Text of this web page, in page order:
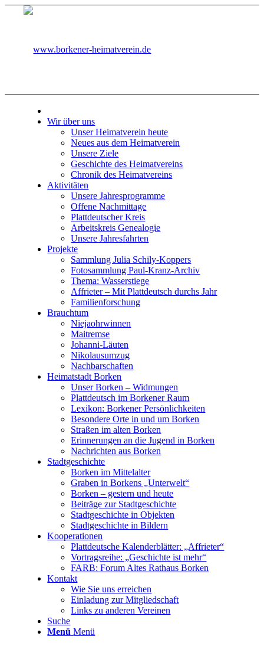
Wir über uns
Unser Heimatverein heute
Neues aus dem Heimatverein
Unsere Ziele
Geschichte des Heimatvereins
Chronik des Heimatvereins
Aktivitäten
Unsere Jahresprogramme
Offene Nachmittage
Plattdeutscher Kreis
Arbeitskreis Genealogie
Unsere Jahresfahrten
Projekte
Sammlung Julia Schily-Koppers
Fotosammlung Paul-Kranz-Archiv
Thema: Wasserstiege
Affrieter – Mit Plattdeutsch durchs Jahr
Familienforschung
Brauchtum
Niejaohrwinnen
Maitremse
Johanni-Läuten
Nikolausumzug
Nachbarschaften
Heimatstadt Borken
Unser Borken – Widmungen
Plattdeutsch im Borkener Raum
Lexikon: Borkener Persönlichkeiten
Besondere Orte in und um Borken
Straßen im alten Borken
Erinnerungen an die Jugend in Borken
Nachrichten aus Borken
Stadtgeschichte
Borken im Mittelalter
Graben in Borkens „Unterwelt“
Borken – gestern und heute
Beiträge zur Stadtgeschichte
Stadtgeschichte in Objekten
Stadtgeschichte in Bildern
Kooperationen
Plattdeutsche Kalenderblätter: „Affrieter“
Vortragsreihe: „Geschichte ist mehr“
FARB: Forum Altes Rathaus Borken
Kontakt
Wie Sie uns erreichen
Einladung zur Mitgliedschaft
Links zu anderen Vereinen
Suche
Menü Menü